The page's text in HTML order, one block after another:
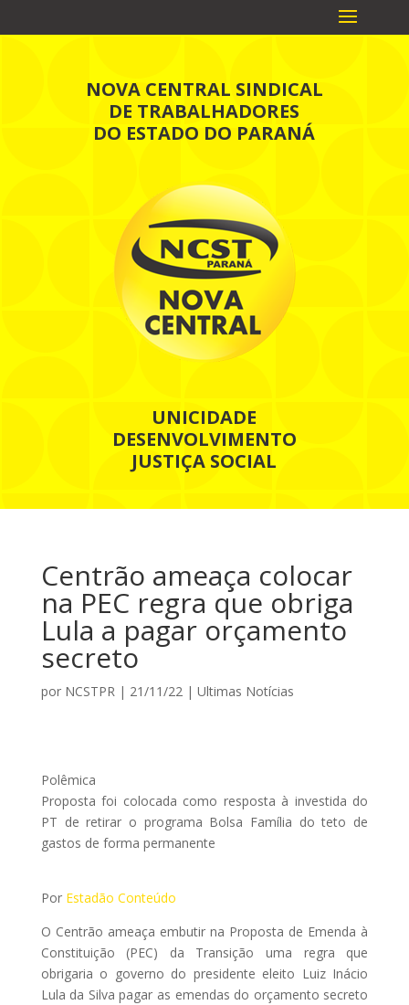
NOVA CENTRAL SINDICAL
DE TRABALHADORES
DO ESTADO DO PARANÁ
UNICIDADE
DESENVOLVIMENTO
JUSTIÇA SOCIAL
Centrão ameaça colocar
na PEC regra que obriga
Lula a pagar orçamento
secreto
por NCSTPR| 21/11/22| Ultimas Notícias
Polêmica
Proposta foi colocada como resposta à investida do
PT de retirar o programa Bolsa Família do teto de
gastos de forma permanente
Por Estadão Conteúdo
O Centrão ameaça embutir na Proposta de Emenda à
Constituição (PEC) da Transição uma regra que
obrigaria o governo do presidente eleito Luiz Inácio
Lula da Silva pagar as emendas do orçamento secreto